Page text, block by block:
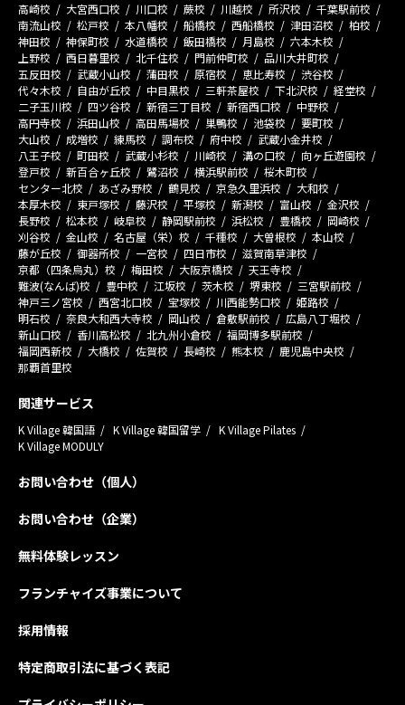
高崎校
大宮西口校 川口校 蕨校 川越校 所沢校
千葉駅前校
南流山校
松戸校 本八幡校 船橋校 西船橋校 津田沼校
柏校
神田校
神保町校 水道橋校 飯田橋校 月島校
六本木校
上野校
西日暮里校 北千住校 門前仲町校
品川大井町校
五反田校
武蔵小山校 蒲田校 原宿校 恵比寿校
渋谷校
代々木校
自由が丘校 中目黒校 三軒茶屋校 下北沢校
経堂校
二子玉川校
四ツ谷校 新宿三丁目校 新宿西口校
中野校
高円寺校
浜田山校 高田馬場校 巣鴨校 池袋校
要町校
大山校
成増校 練馬校 調布校 府中校
武蔵小金井校
八王子校
町田校 武蔵小杉校 川崎校 溝の口校
向ヶ丘遊園校
登戸校
新百合ヶ丘校 鷺沼校 横浜駅前校
桜木町校
センター北校
あざみ野校 鶴見校 京急久里浜校
大和校
本厚木校
東戸塚校 藤沢校 平塚校 新潟校 富山校
金沢校
長野校
松本校 岐阜校 静岡駅前校 浜松校 豊橋校
岡崎校
刈谷校
金山校 名古屋（栄）校 千種校 大曽根校
本山校
藤が丘校
御器所校 一宮校 四日市校
滋賀南草津校
京都（四条烏丸）校
梅田校 大阪京橋校
天王寺校
難波(なんば)校
豊中校 江坂校 茨木校 堺東校
三宮駅前校
神戸三ノ宮校
西宮北口校 宝塚校 川西能勢口校
姫路校
明石校
奈良大和西大寺校 岡山校 倉敷駅前校
広島八丁堀校
新山口校
香川高松校 北九州小倉校
福岡博多駅前校
福岡西新校
大橋校 佐賀校 長崎校 熊本校
鹿児島中央校
那覇首里校
関連サービス
K Village 韓国語 K Village 韓国留学
K Village Pilates
K Village MODULY
お問い合わせ（個人）
お問い合わせ（企業）
無料体験レッスン
フランチャイズ事業について
採用情報
特定商取引法に基づく表記